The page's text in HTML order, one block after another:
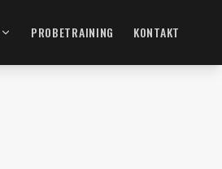
PROBETRAINING KONTAKT